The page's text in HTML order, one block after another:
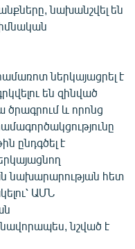
նախանշվել են
ներկայացրել է
են զինված
ծրագրում և որոնց
ընդգծել է
նախարարության հետ
ԱՄՆ
նշված է